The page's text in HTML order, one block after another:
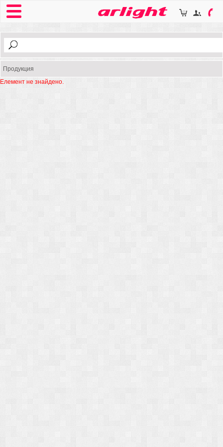
Продукция
Елемент не знайдено.